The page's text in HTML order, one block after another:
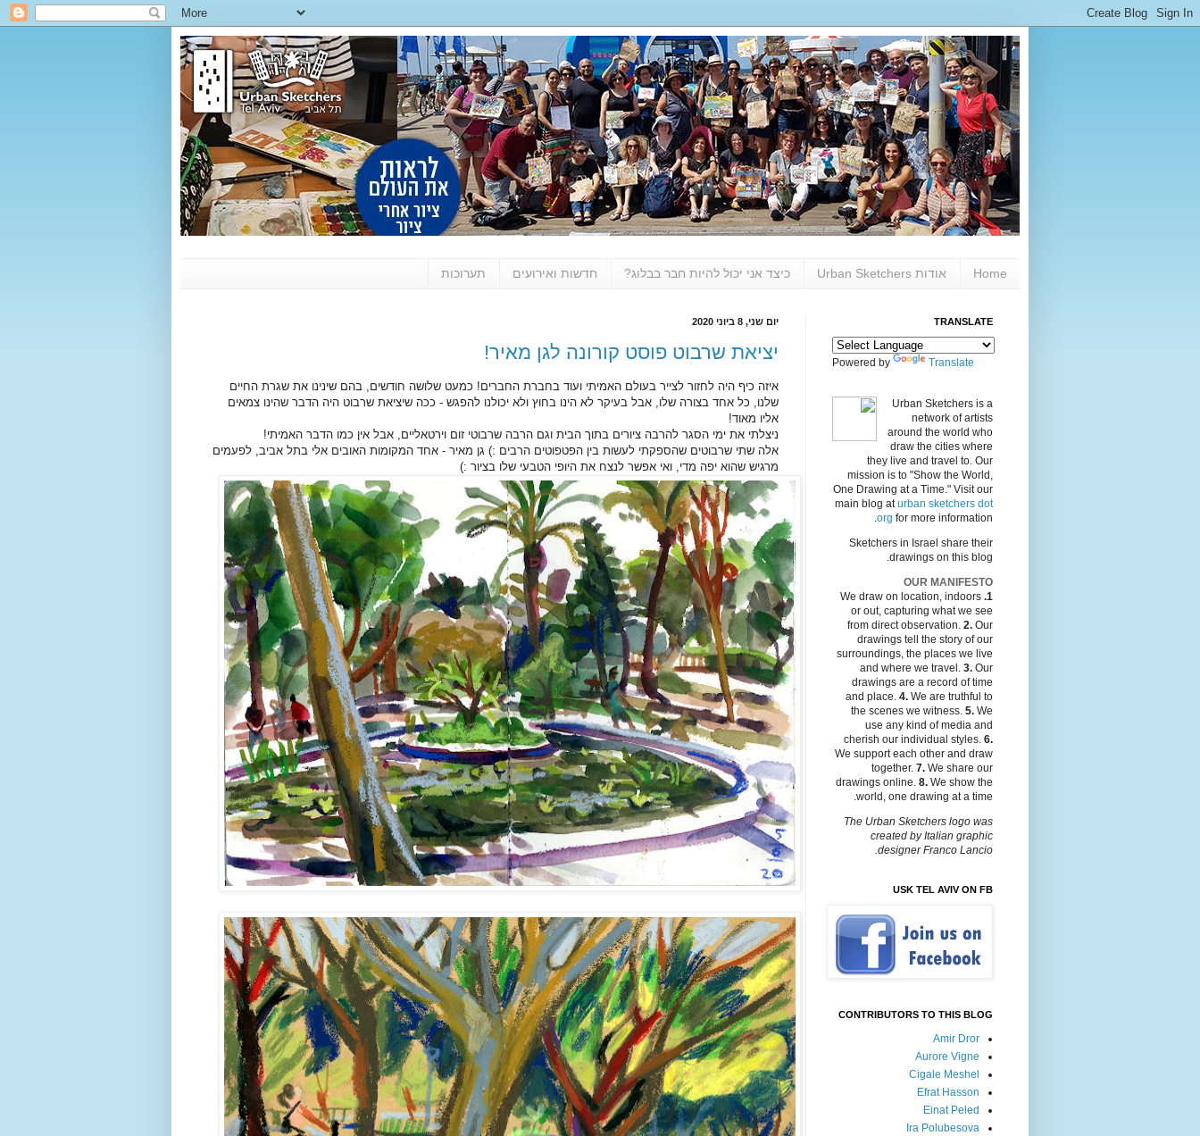
Home אודות Urban Sketchers כיצד אני יכול להיות חבר בבלוג? חדשות ואירועים תערוכות
יום שני, 8 ביוני 2020
יציאת שרבוט פוסט קורונה לגן מאיר!
איזה כיף היה לחזור לצייר בעולם האמיתי ועוד בחברת החברים! כמעט שלושה חודשים, בהם שינינו את שגרת החיים
שלנו, כל אחד בצורה שלו, אבל בעיקר לא הינו בחוץ ולא יכולנו להפגש - ככה שיציאת שרבוט היה הדבר שהינו צמאים
אליו מאוד!
ניצלתי את ימי הסגר להרבה ציורים בתוך הבית וגם הרבה שרבוטי זום וירטאליים, אבל אין כמו הדבר האמיתי!
אלה שתי שרבוטים שהספקתי לעשות בין הפטפוטים הרבים :) גן מאיר - אחד המקומות האובים אלי בתל אביב, לפעמים
מרגיש שהוא יפה מדי, ואי אפשר לנצח את היופי הטבעי שלו בציור :)
TRANSLATE
Powered by Translate
Urban Sketchers is a
network of artists
around the world who
draw the cities where
they live and travel to. Our
mission is to "Show the World,
One Drawing at a Time." Visit our
main blog aturban sketchers dot
org for more information.
Sketchers in Israel share their
drawings on this blog.
OUR MANIFESTO
1.
We draw on location, indoors
or out, capturing what we see
from direct observation. 2. Our
drawings tell the story of our
surroundings, the places we live
and where we travel. 3. Our
drawings are a record of time
and place. 4. We are truthful to
the scenes we witness. 5. We
use any kind of media and
cherish our individual styles. 6.
We support each other and draw
together. 7. We share our
drawings online. 8. We show the
world, one drawing at a time.
The Urban Sketchers logo was
created by Italian graphic
designer Franco Lancio.
USK TEL AVIV ON FB
CONTRIBUTORS TO THIS BLOG
Amir Dror
Aurore Vigne
Cigale Meshel
Efrat Hasson
Einat Peled
Ira Polubesova